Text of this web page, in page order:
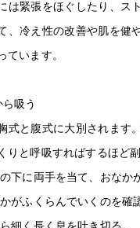
は緊張をほぐしたり、ス
、冷え性の改善や肌を健
ています。
吸う
式と腹式に大別されます
りと呼吸すればするほど
下に両手を当て、おなか
がふくらんでいくのを確